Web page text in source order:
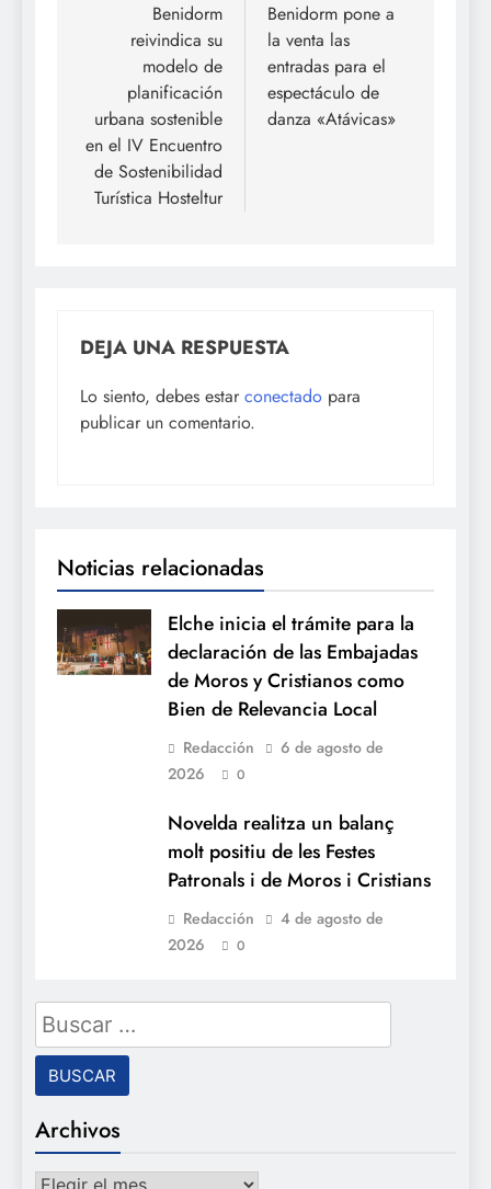
entradas
Benidorm
reivindica su
modelo de
planificación
urbana sostenible
en el IV Encuentro
de Sostenibilidad
Turística Hosteltur
Benidorm pone a
la venta las
entradas para el
espectáculo de
danza «Atávicas»
DEJA UNA RESPUESTA
Lo siento, debes estar conectado para
publicar un comentario.
Noticias relacionadas
Elche inicia el trámite para la
declaración de las Embajadas
de Moros y Cristianos como
Bien de Relevancia Local
Redacción
6 de agosto de
2026
0
Novelda realitza un balanç
molt positiu de les Festes
Patronals i de Moros i Cristians
Redacción
4 de agosto de
2026
0
Buscar:
Archivos
Archivos